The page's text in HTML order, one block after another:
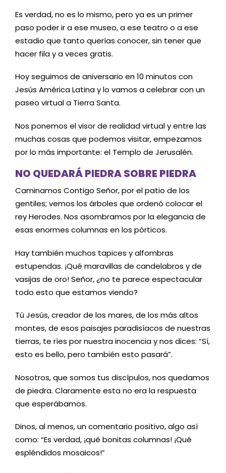
Es verdad, no es lo mismo, pero ya es un primer
paso poder ir a ese museo, a ese teatro o a ese
estadio que tanto querías conocer, sin tener que
hacer fila y a veces gratis.
Hoy seguimos de aniversario en 10 minutos con
Jesús América Latina y lo vamos a celebrar con un
paseo virtual a Tierra Santa.
Nos ponemos el visor de realidad virtual y entre las
muchas cosas que podemos visitar, empezamos
por lo más importante: el Templo de Jerusalén.
NO QUEDARÁ PIEDRA SOBRE PIEDRA
Caminamos Contigo Señor, por el patio de los
gentiles; vemos los árboles que ordenó colocar el
rey Herodes. Nos asombramos por la elegancia de
esas enormes columnas en los pórticos.
Hay también muchos tapices y alfombras
estupendas. ¡Qué maravillas de candelabros y de
vasijas de oro! Señor, ¿no te parece espectacular
todo esto que estamos viendo?
Tú Jesús, creador de los mares, de los más altos
montes, de esos paisajes paradisíacos de nuestras
tierras, te ríes por nuestra inocencia y nos dices: “Sí,
esto es bello, pero también esto pasará”.
Nosotros, que somos tus discípulos, nos quedamos
de piedra. Claramente esta no era la respuesta
que esperábamos.
Dinos, al menos, un comentario positivo, algo así
como: “Es verdad, ¡qué bonitas columnas! ¡Qué
espléndidos mosaicos!”